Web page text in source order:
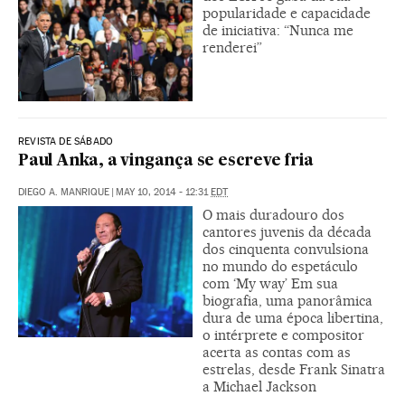
popularidade e capacidade
de iniciativa: “Nunca me
renderei”
REVISTA DE SÁBADO
Paul Anka, a vingança se escreve fria
DIEGO A. MANRIQUE | MAY 10, 2014 - 12:31EDT
O mais duradouro dos
cantores juvenis da década
dos cinquenta convulsiona
no mundo do espetáculo
com ‘My way’ Em sua
biografia, uma panorâmica
dura de uma época libertina,
o intérprete e compositor
acerta as contas com as
estrelas, desde Frank Sinatra
a Michael Jackson